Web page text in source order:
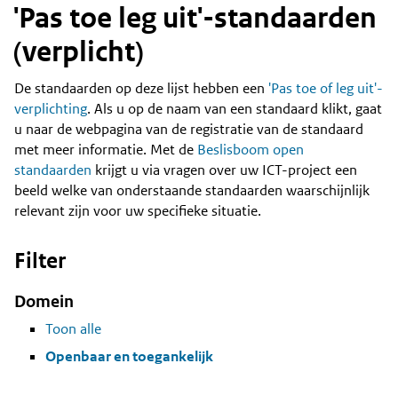
'Pas toe leg uit'-standaarden
(verplicht)
Content
De standaarden op deze lijst hebben een 'Pas toe of leg uit'-
verplichting. Als u op de naam van een standaard klikt, gaat
u naar de webpagina van de registratie van de standaard
met meer informatie. Met de Beslisboom open
standaarden krijgt u via vragen over uw ICT-project een
beeld welke van onderstaande standaarden waarschijnlijk
relevant zijn voor uw specifieke situatie.
Filter
Domein
Toon alle
Openbaar en toegankelijk